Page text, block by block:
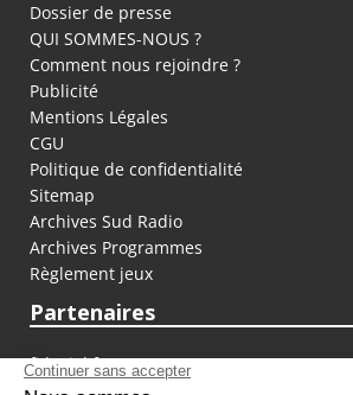
Dossier de presse
QUI SOMMES-NOUS ?
Comment nous rejoindre ?
Publicité
Mentions Légales
CGU
Politique de confidentialité
Sitemap
Archives Sud Radio
Archives Programmes
Règlement jeux
Partenaires
fiducial.fr